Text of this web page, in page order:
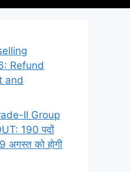
Refund
and
II Group
190 पदों
अगस्त को होगी